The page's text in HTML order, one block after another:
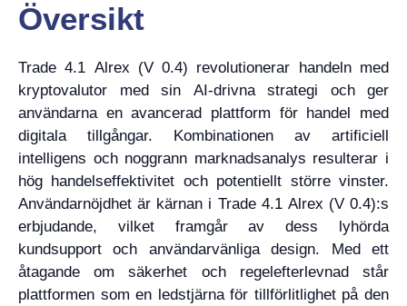
Översikt
Trade 4.1 Alrex (V 0.4) revolutionerar handeln med
kryptovalutor med sin AI-drivna strategi och ger
användarna en avancerad plattform för handel med
digitala tillgångar. Kombinationen av artificiell
intelligens och noggrann marknadsanalys resulterar i
hög handelseffektivitet och potentiellt större vinster.
Användarnöjdhet är kärnan i Trade 4.1 Alrex (V 0.4):s
erbjudande, vilket framgår av dess lyhörda
kundsupport och användarvänliga design. Med ett
åtagande om säkerhet och regelefterlevnad står
plattformen som en ledstjärna för tillförlitlighet på den